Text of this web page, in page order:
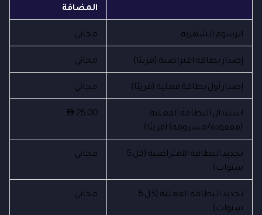
المضافة
الرسوم الشهرية مجاني
إصدار بطاقة افتراضية (قريبًا) مجاني
إصدار أول بطاقة فعلية (قريبًا) مجاني
استبدال البطاقة الفعلية
(مفقودة/مسروقة) (قريبًا)
AED 25.00
تجديد البطاقة الافتراضية (كل 5
سنوات)
مجاني
تجديد البطاقة الفعلية (كل 5
سنوات)
مجاني